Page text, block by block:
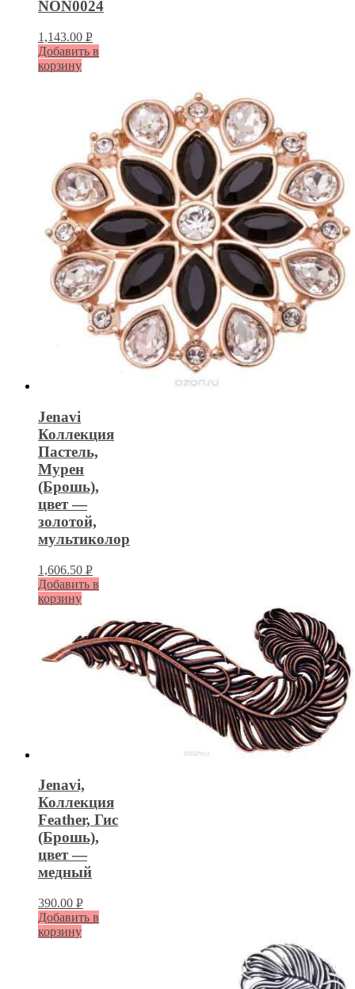
NON0024
1,143.00 Р
УБ.
Добавить в
корзину
Jenavi
Коллекция
Пастель,
Мурен
(Брошь),
цвет —
золотой,
мультиколор
1,606.50 Р
УБ.
Добавить в
корзину
Jenavi,
Коллекция
Feather, Гис
(Брошь),
цвет —
медный
390.00 Р
УБ.
Добавить в
корзину